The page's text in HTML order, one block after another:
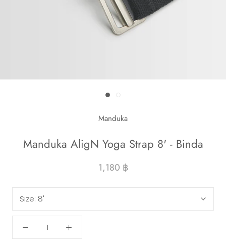
Manduka
Manduka AligN Yoga Strap 8' - Binda
1,180 ฿
Size: 8'